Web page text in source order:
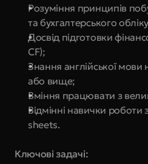
Розуміння принципів
та бухгалтерського
Досвід підготовки
CF);
Знання англійської мови
або вище;
Вміння працювати з
Відмінні навички
sheets.
Ключові задачі: